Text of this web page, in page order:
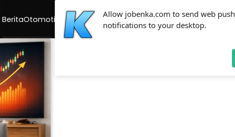
Allow jobenka.com to send web push
notifications to your desktop.
BeritaOtomotif TeknoTips